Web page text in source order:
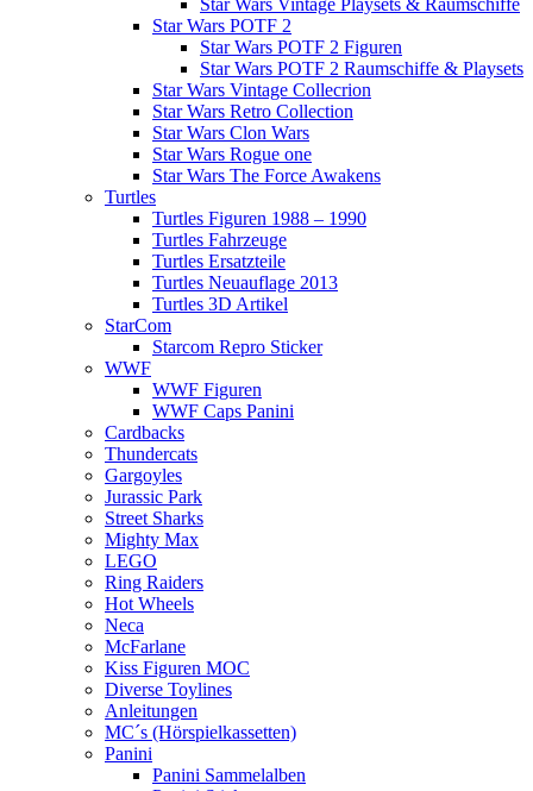
Star Wars POTF 2
Star Wars POTF 2 Figuren
Star Wars POTF 2 Raumschiffe & Playsets
Star Wars Vintage Collecrion
Star Wars Retro Collection
Star Wars Clon Wars
Star Wars Rogue one
Star Wars The Force Awakens
Turtles
Turtles Figuren 1988 – 1990
Turtles Fahrzeuge
Turtles Ersatzteile
Turtles Neuauflage 2013
Turtles 3D Artikel
StarCom
Starcom Repro Sticker
WWF
WWF Figuren
WWF Caps Panini
Cardbacks
Thundercats
Gargoyles
Jurassic Park
Street Sharks
Mighty Max
LEGO
Ring Raiders
Hot Wheels
Neca
McFarlane
Kiss Figuren MOC
Diverse Toylines
Anleitungen
MC´s (Hörspielkassetten)
Panini
Panini Sammelalben